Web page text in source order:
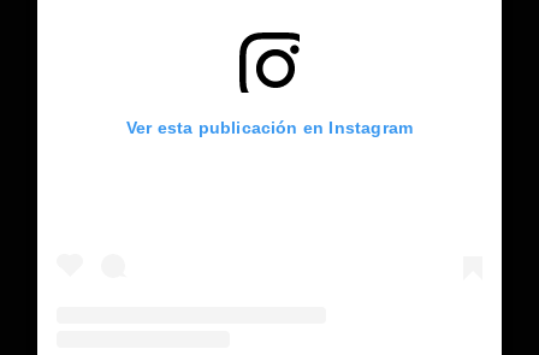
Ver esta publicación en Instagram